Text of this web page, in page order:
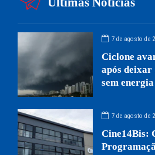
7 de agosto de
Ciclone
após deixar
sem
7 de agosto de
Cine14Bis: